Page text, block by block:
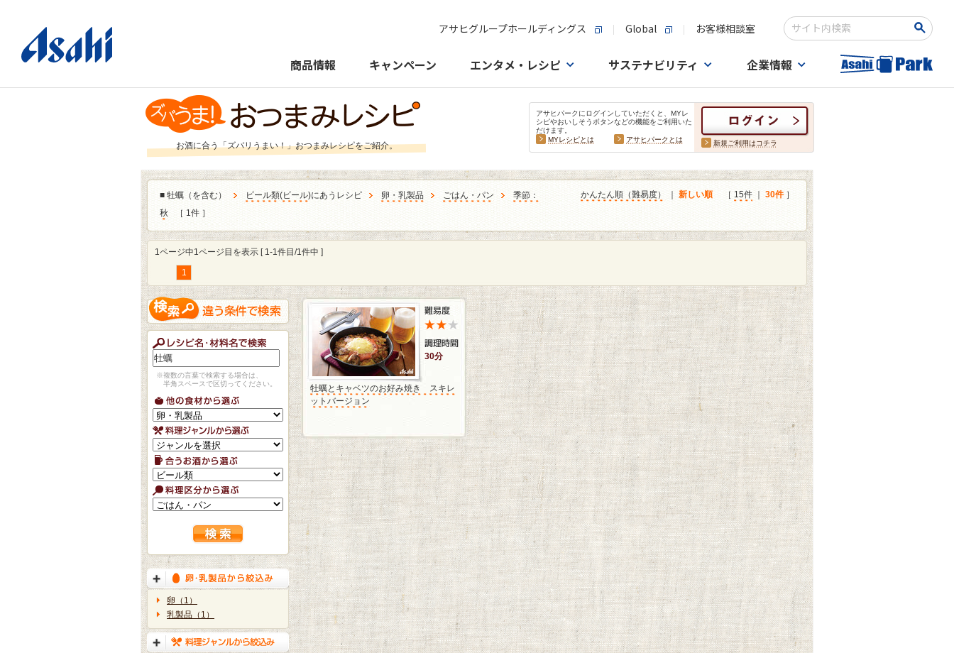
アサヒグループホールディングス Global お客様相談室
検索キーワード入力
商品情報 キャンペーン エンタメ・レシピ サステナビリティ 企業情報
お酒に合う「ズバリうまい！」おつまみレシピをご紹介。
アサヒパークにログインしていただくと、MYレ
シピやおいしそうボタンなどの機能をご利用いた
だけます。
MYレシピとは
アサヒパークとは 新規ご利用はコチラ
■ 牡蠣（を含む） ビール類(ビール)にあうレシピ 卵・乳製品 ごはん・パン
季節：
秋
［ 1件 ］
かんたん順（難易度） 新しい順 ［ 15件 30件 ］
1ページ中1ページ目を表示 [ 1-1件目/1件中 ]
1
※複数の言葉で検索する場合は、
半角スペースで区切ってください。
卵（1）
乳製品（1）
30分
牡蠣とキャベツのお好み焼き スキレ
ットバージョン